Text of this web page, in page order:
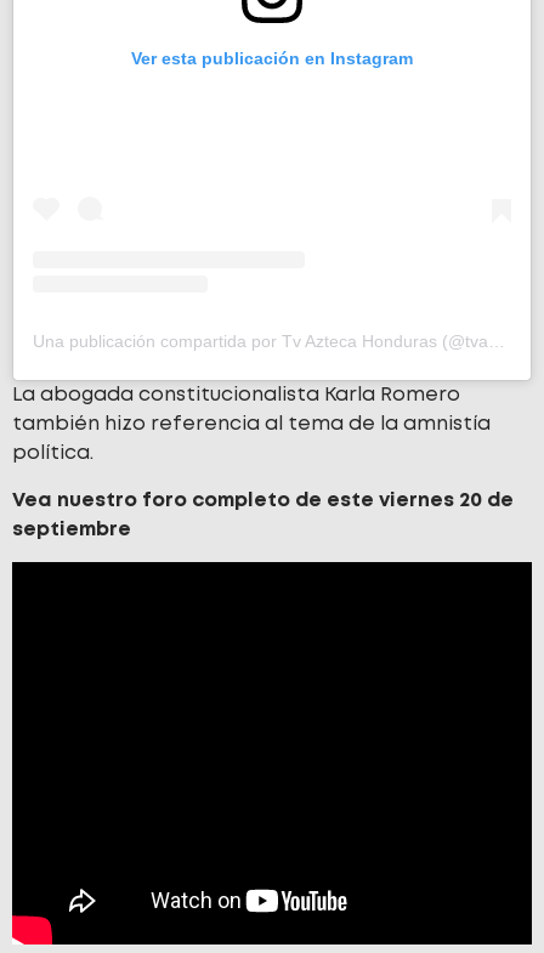
Ver esta publicación en Instagram
La abogada constitucionalista Karla Romero
también hizo referencia al tema de la amnistía
política.
Vea nuestro foro completo de este viernes 20 de
septiembre